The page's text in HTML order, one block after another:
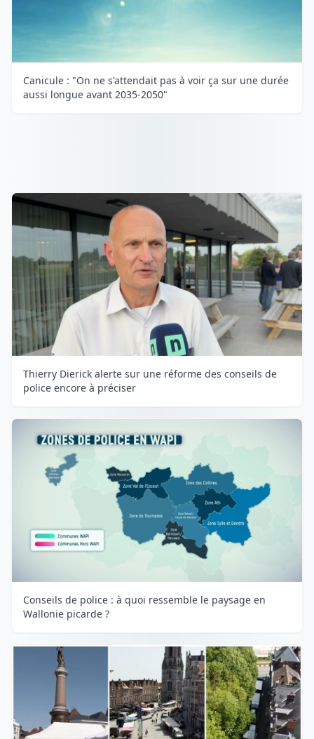
Canicule : "On ne s'attendait pas à voir ça sur une durée
aussi longue avant 2035-2050"
Thierry Dierick alerte sur une réforme des conseils de
police encore à préciser
Conseils de police : à quoi ressemble le paysage en
Wallonie picarde ?